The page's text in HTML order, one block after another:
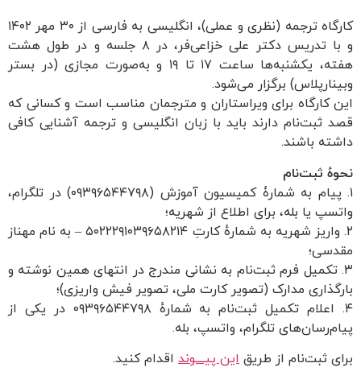
کارگاه ترجمه (نظری و عملی)، انگلیسی به فارسی از ۳۰ مهر ۱۴۰۲
و با تدریس دکتر علی خزاعی‌فر، در ۸ جلسه و در طول هشت
هفته، یکشنبه‌ها ساعت ۱۷ تا ۱۹ و به‌صورت مجازی (در بستر
وبینارپلاس) برگزار می‌شود.
این کارگاه برای ویراستاران و مترجمان مناسب است و کسانی که
قصد ثبت‌نام دارند باید با زبان انگلیسی و ترجمه آشنایی کافی
داشته باشند.
نحوهٔ ثبت‌نام
۱. پیام به شمارۀ کمیسیون آموزش (۰۹۳۹۶۵۴۴۷۹۸) در تلگرام،
واتسپ یا بله، برای اطلاع از شهریه؛
۲. واریز شهریه به شمارهٔ کارتِ ۵۰۲۲۲۹۱۰۳۹۶۵۸۲۱۴ – به نام مهناز
مقدسی؛
۳. تکمیل فرم ثبت‌نام به نشانی مندرج در انتهای همین نوشته و
بارگذاری مدارک (تصویر کارت ملی، تصویر فیش واریزی)؛
۴. اعلام تکمیل ثبت‌نام به شمارهٔ ۰۹۳۹۶۵۴۴۷۹۸ در یکی از
پیام‌رسان‌های تلگرام، واتسپ، بله.
برای ثبت‌نام از طریق این پیــــوند اقدام کنید.